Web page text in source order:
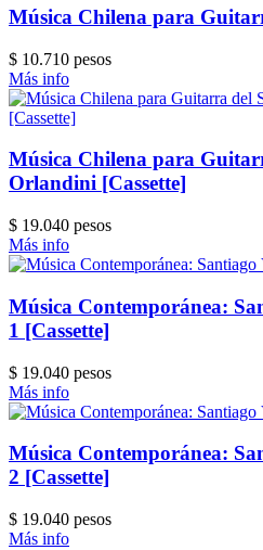
Música Chilena para
$ 10.710 pesos
Más info
Música Chilena para
Orlandini [Cassette]
$ 19.040 pesos
Más info
Música Contemporánea:
1 [Cassette]
$ 19.040 pesos
Más info
Música Contemporánea:
2 [Cassette]
$ 19.040 pesos
Más info